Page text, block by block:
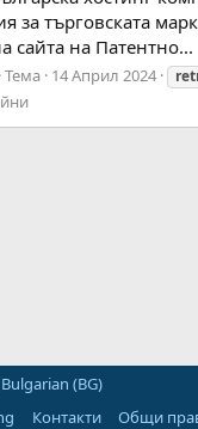
за търговската
сайта на Патентно...
Тема 14 Април 2024
(BG)
Контакти
Общи